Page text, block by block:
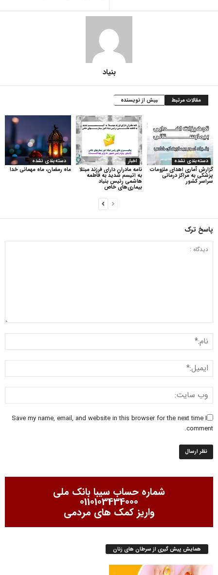
بنیاد
مقالات مرتبط بیش از نویسنده
دسته‌بندی نشده
ماه رمضان، ماه مهمانی خدا
اخبار
نامه مادران دارای فرزند مبتلا
به اتیسم شدید به فاطمه
هاشمی رئیس بنیاد
بیماری‌های خاص
دسته‌بندی نشده
گزارش آماری اهدای ملزومات
پزشکی به مراکز درمانی
سراسر کشور
پاسخ ترک
Save my name, email, and website in this browser for the next time I
comment.
شماره حساب سیبا بانک ملی
0110103434000
واریز کمک های مردمی
همایش پیش گیری از سرطان های زنان